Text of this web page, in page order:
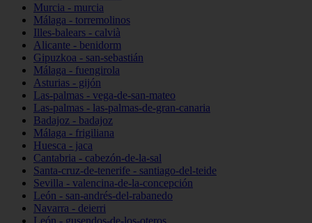
Murcia - murcia
Málaga - torremolinos
Illes-balears - calvià
Alicante - benidorm
Gipuzkoa - san-sebastián
Málaga - fuengirola
Asturias - gijón
Las-palmas - vega-de-san-mateo
Las-palmas - las-palmas-de-gran-canaria
Badajoz - badajoz
Málaga - frigiliana
Huesca - jaca
Cantabria - cabezón-de-la-sal
Santa-cruz-de-tenerife - santiago-del-teide
Sevilla - valencina-de-la-concepción
León - san-andrés-del-rabanedo
Navarra - deierri
León - gusendos-de-los-oteros